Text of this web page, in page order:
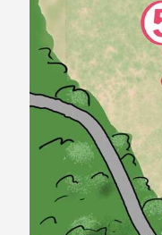
ョ
ン